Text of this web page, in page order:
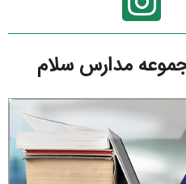
مدارس سلام